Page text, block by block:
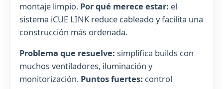
montaje limpio. Por qué merece estar: el
sistema iCUE LINK reduce cableado y facilita una
construcción más ordenada.
Problema que resuelve: simplifica builds con
muchos ventiladores, iluminación y
monitorización. Puntos fuertes: control